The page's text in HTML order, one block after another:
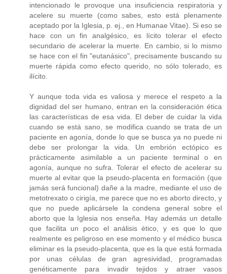
intencionado le provoque una insuficiencia respiratoria y
acelere su muerte (como sabes, esto está plenamente
aceptado por la Iglesia, p. ej., en Humanae Vitae). Si eso se
hace con un fin analgésico, es lícito tolerar el efecto
secundario de acelerar la muerte. En cambio, si lo mismo
se hace con el fin "eutanásico", precisamente buscando su
muerte rápida como efecto querido, no sólo tolerado, es
ilícito.
Y aunque toda vida es valiosa y merece el respeto a la
dignidad del ser humano, entran en la consideración ética
las características de esa vida. El deber de cuidar la vida
cuando se está sano, se modifica cuando se trata de un
paciente en agonía, donde lo que se busca ya no puede ni
debe ser prolongar la vida. Un embrión ectópico es
prácticamente asimilable a un paciente terminal o en
agonía, aunque no sufra. Tolerar el efecto de acelerar su
muerte al evitar que la pseudo-placenta en formación (que
jamás será funcional) dañe a la madre, mediante el uso de
metotrexato o cirigía, me parece que no es aborto directo, y
que no puede aplicársele la condena general sobre el
aborto que la Iglesia nos enseña. Hay además un detalle
que facilita un poco el análisis ético, y es que lo que
realmente es peligroso en ese momento y el médico busca
eliminar es la pseudo-placenta, que es la que está formada
por unas células de gran agresividad, programadas
genéticamente para invadir tejidos y atraer vasos